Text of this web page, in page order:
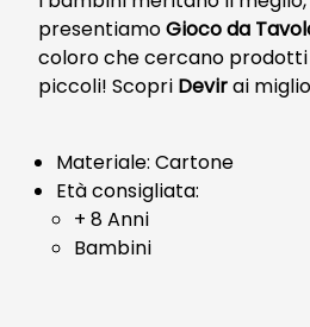
presentiamoGioco da
coloro che cercano
piccoli! Scopri Devirai
Materiale: Cartone
Età consigliata:
+ 8 Anni
Bambini